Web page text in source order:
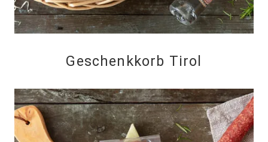
Geschenkkorb Tirol